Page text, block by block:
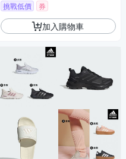
挑戰低價 券
加入購物車